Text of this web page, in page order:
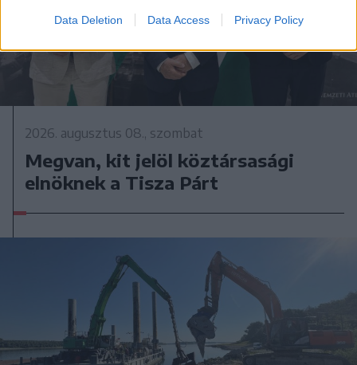
Data Deletion Data Access Privacy Policy
2026. augusztus 08., szombat
Megvan, kit jelöl köztársasági
elnöknek a Tisza Párt